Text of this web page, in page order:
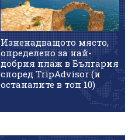
Изненадващото място,
определено за най-
добрия плаж в България
според TripAdvisor (и
останалите в топ 10)